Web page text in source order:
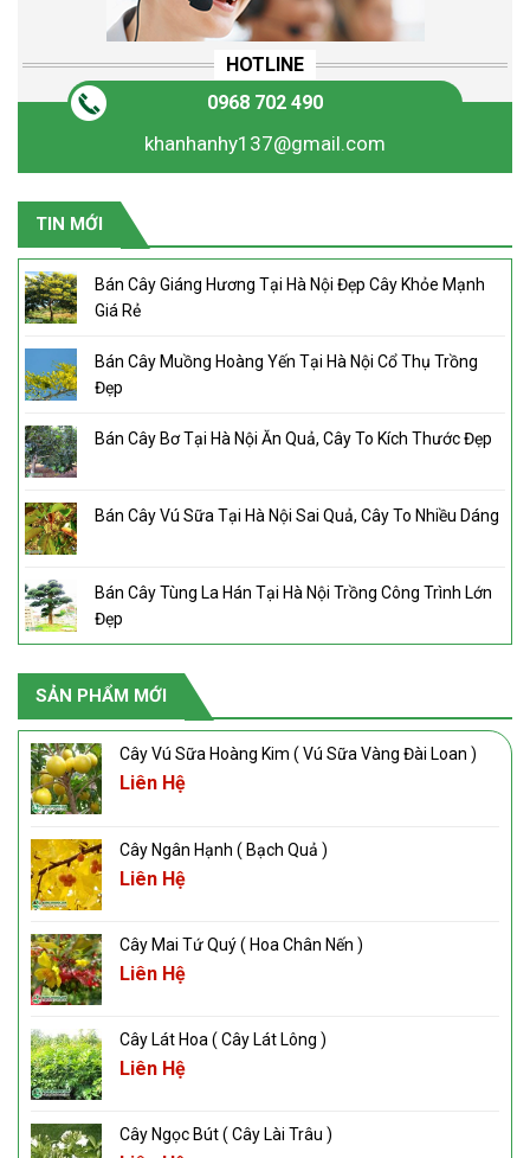
HOTLINE
0968 702 490
khanhanhy137@gmail.com
TIN MỚI
Bán Cây Giáng Hương Tại Hà Nội Đẹp Cây Khỏe Mạnh
Giá Rẻ
Bán Cây Muồng Hoàng Yến Tại Hà Nội Cổ Thụ Trồng
Đẹp
Bán Cây Bơ Tại Hà Nội Ăn Quả, Cây To Kích Thước Đẹp
Bán Cây Vú Sữa Tại Hà Nội Sai Quả, Cây To Nhiều Dáng
Bán Cây Tùng La Hán Tại Hà Nội Trồng Công Trình Lớn
Đẹp
SẢN PHẨM MỚI
Cây Vú Sữa Hoàng Kim ( Vú Sữa Vàng Đài Loan )
Liên Hệ
Cây Ngân Hạnh ( Bạch Quả )
Liên Hệ
Cây Mai Tứ Quý ( Hoa Chân Nến )
Liên Hệ
Cây Lát Hoa ( Cây Lát Lông )
Liên Hệ
Cây Ngọc Bút ( Cây Lài Trâu )